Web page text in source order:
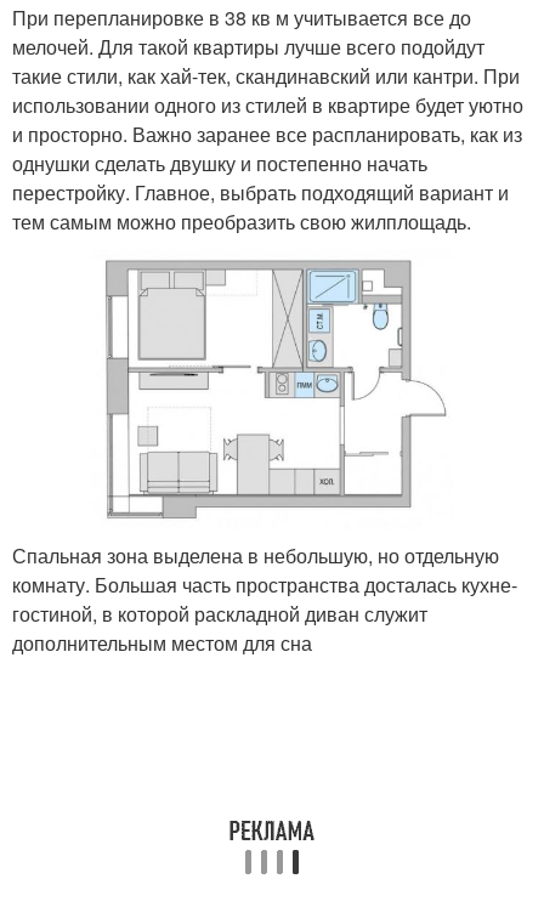
При перепланировке в 38 кв м учитывается все до
мелочей. Для такой квартиры лучше всего подойдут
такие стили, как хай-тек, скандинавский или кантри. При
использовании одного из стилей в квартире будет уютно
и просторно. Важно заранее все распланировать, как из
однушки сделать двушку и постепенно начать
перестройку. Главное, выбрать подходящий вариант и
тем самым можно преобразить свою жилплощадь.
Спальная зона выделена в небольшую, но отдельную
комнату. Большая часть пространства досталась кухне-
гостиной, в которой раскладной диван служит
дополнительным местом для сна